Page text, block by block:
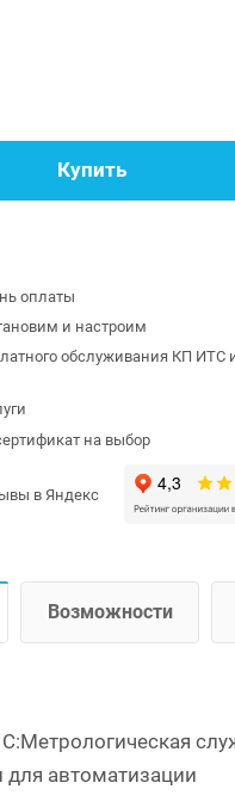
Купить
оплаты
и настроим
обслуживания КП ИТС
на выбор
в Яндекс
Возможности
для автоматизации